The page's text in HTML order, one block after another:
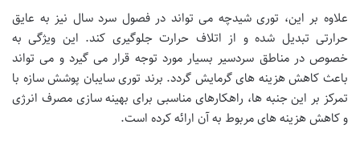
علاوه بر این، توری شیدچه می تواند در فصول سرد سال نیز به عایق
حرارتی تبدیل شده و از اتلاف حرارت جلوگیری کند. این ویژگی به
خصوص در مناطق سردسیر بسیار مورد توجه قرار می گیرد و می تواند
باعث کاهش هزینه های گرمایش گردد. برند توری سایبان پوشش سازه با
تمرکز بر این جنبه ها، راهکارهای مناسبی برای بهینه سازی مصرف انرژی
و کاهش هزینه های مربوط به آن ارائه کرده است.